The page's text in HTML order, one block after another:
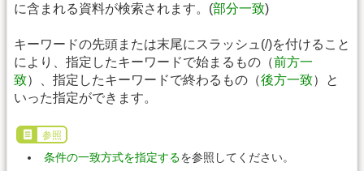
に含まれる資料が検索されます。(部分一致)
キーワードの先頭または末尾にスラッシュ(/)を付けること
により、指定したキーワードで始まるもの（前方一
致）、指定したキーワードで終わるもの（後方一致）と
いった指定ができます。
参照
条件の一致方式を指定するを参照してください。